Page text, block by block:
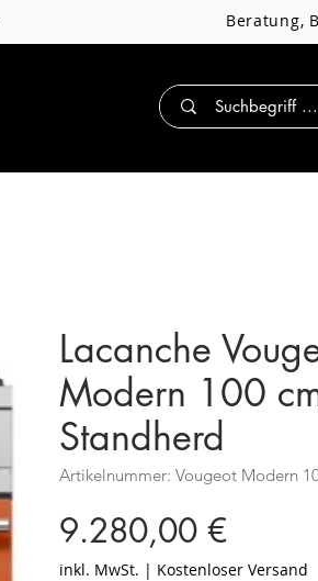
Beratung,
Lacanche
Modern 100
Standherd
Artikelnummer: Vougeot Modern
9.280,00 €Preis
inkl. MwSt. | Kostenloser Versand